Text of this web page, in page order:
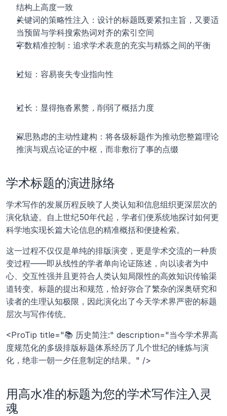
结构上高度一致
关键词的策略性注入：设计的标题既要紧扣主旨，又要适
当预留与学科搜索热词对齐的索引空间
字数精准控制：追求学术表意的充实与精炼之间的平衡
过短：容易丧失专业指向性
过长：显得拖沓累赘，削弱了概括力度
深思熟虑的主动性建构：将各级标题作为推动您整篇理论
推演与观点论证的中枢，而非敷衍了事的点缀
学术标题的演进脉络
学术写作的发展历程反映了人类认知和信息组织更深层次的
演化轨迹。自上世纪50年代起，学者们便系统地探讨如何更
科学地实现长篇大论信息的精准概括和便捷检索。
这一过程不仅仅是单纯的排版演变，更是学术交流的一种质
变过程——即从线性的学者单向论证陈述，向以读者为中
心、交互性强并且更符合人类认知局限性的高效知识传输渠
道转变。标题的提出和规范，恰好弥合了繁杂的深奥研究和
读者的生理认知极限，因此演化出了今天学术界严密的标题
层次与写作传统。
<ProTip title="📚 历史简注:" description="当今学术界高
度规范化的多级排版标题体系经历了几个世纪的锤炼与演
化，绝非一朝一夕任意制定的结果。" />
用高水准的标题为您的学术写作注入灵
魂